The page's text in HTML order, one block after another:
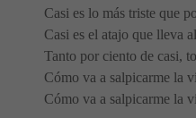
Casi es lo más triste que
Casi es el atajo que lleva
Tanto por ciento de casi,
Cómo va a salpicarme la
Cómo va a salpicarme la